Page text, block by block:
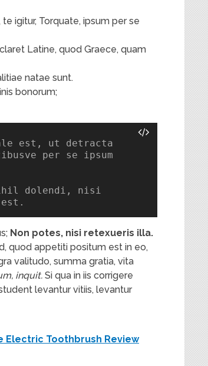
igitur, Torquate, ipsum per se
Latine, quod Graece, quam
natae sunt.
bonorum;
est, ut detracta
per se ipsum
dolendi, nisi
Non potes, nisi retexueris illa.
quod appetiti positum est in eo,
valitudo, summa gratia, vita
inquit. Si qua in iis corrigere
levantur vitiis, levantur
Electric Toothbrush Review